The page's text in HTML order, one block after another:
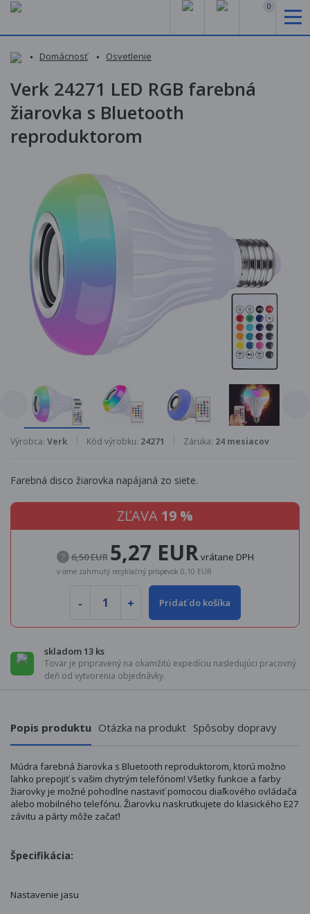
0
Domácnosť Osvetlenie
Verk 24271 LED RGB farebná
žiarovka s Bluetooth
reproduktorom
Výrobca: Verk Kód výrobku: 24271 Záruka: 24 mesiacov
Farebná disco žiarovka napájaná zo siete.
ZĽAVA 19 %
? 6,50 EUR 5,27 EURvrátane DPH
v cene zahrnutý recyklačný príspevok 0,10 EUR
Pridať do košíka
skladom 13 ks
Tovar je pripravený na okamžitú expedíciu nasledujúci pracovný
deň od vytvorenia objednávky.
Popis produktu Otázka na produkt Spôsoby dopravy
Múdra farebná žiarovka s Bluetooth reproduktorom, ktorú možno
ľahko prepojiť s vašim chytrým telefónom! Všetky funkcie a farby
žiarovky je možné pohodlne nastaviť pomocou diaľkového ovládača
alebo mobilného telefónu. Žiarovku naskrutkujete do klasického E27
závitu a párty môže začať!
Špecifikácia:
Nastavenie jasu